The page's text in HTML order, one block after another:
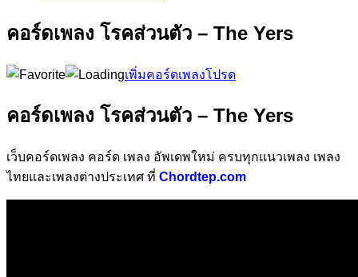
คอร์ดเพลง โรคส่วนตัว – The Yers
เพิ่มคอร์ดเพลงโปรด
คอร์ดเพลง โรคส่วนตัว – The Yers
เว็บคอร์ดเพลง คอร์ด เพลง อัพเดพใหม่ ครบทุกแนวเพลง เพลง
ไทยและเพลงต่างประเทศ ที่ Chordtep.com